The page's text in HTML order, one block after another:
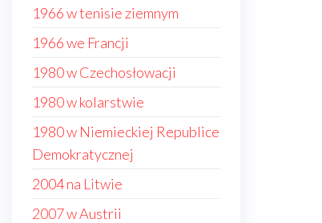
1966 w tenisie ziemnym
1966 we Francji
1980 w Czechosłowacji
1980 w kolarstwie
1980 w Niemieckiej Republice
Demokratycznej
2004 na Litwie
2007 w Austrii